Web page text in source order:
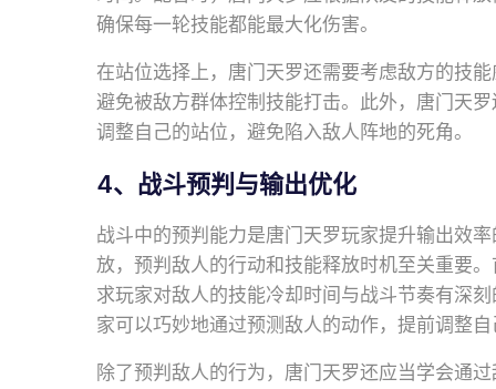
确保每一轮技能都能最大化伤害。
在站位选择上，唐门天罗还需要考虑敌方的技
避免被敌方群体控制技能打击。此外，唐门天
调整自己的站位，避免陷入敌人阵地的死角。
4、战斗预判与输出优化
战斗中的预判能力是唐门天罗玩家提升输出效
放，预判敌人的行动和技能释放时机至关重要
求玩家对敌人的技能冷却时间与战斗节奏有深
家可以巧妙地通过预测敌人的动作，提前调整自
除了预判敌人的行为，唐门天罗还应当学会通